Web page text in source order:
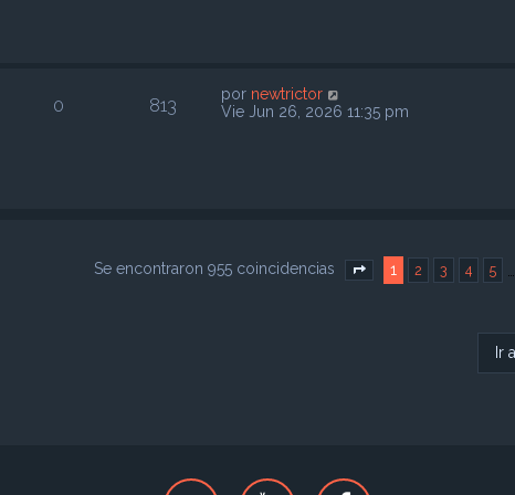
0 813 por newtrictor
Vie Jun 26, 2026 11:35 pm
Se encontraron 955 coincidencias Página1 de 39
1 2 3 4 5
Ir a